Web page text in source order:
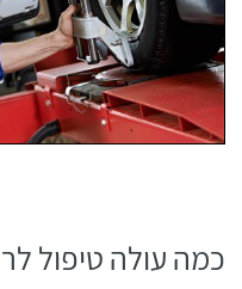
כמה עולה טיפול